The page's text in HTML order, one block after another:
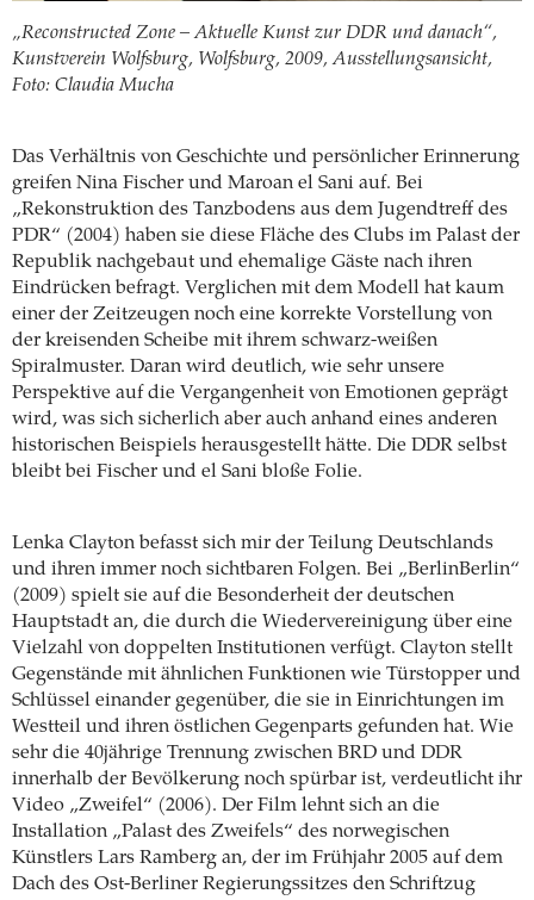
„Reconstructed Zone – Aktuelle Kunst zur DDR und danach“,
Kunstverein Wolfsburg, Wolfsburg, 2009, Ausstellungsansicht,
Foto: Claudia Mucha
Das Verhältnis von Geschichte und persönlicher Erinnerung
greifen Nina Fischer und Maroan el Sani auf. Bei
„Rekonstruktion des Tanzbodens aus dem Jugendtreff des
PDR“ (2004) haben sie diese Fläche des Clubs im Palast der
Republik nachgebaut und ehemalige Gäste nach ihren
Eindrücken befragt. Verglichen mit dem Modell hat kaum
einer der Zeitzeugen noch eine korrekte Vorstellung von
der kreisenden Scheibe mit ihrem schwarz-weißen
Spiralmuster. Daran wird deutlich, wie sehr unsere
Perspektive auf die Vergangenheit von Emotionen geprägt
wird, was sich sicherlich aber auch anhand eines anderen
historischen Beispiels herausgestellt hätte. Die DDR selbst
bleibt bei Fischer und el Sani bloße Folie.
Lenka Clayton befasst sich mir der Teilung Deutschlands
und ihren immer noch sichtbaren Folgen. Bei „BerlinBerlin“
(2009) spielt sie auf die Besonderheit der deutschen
Hauptstadt an, die durch die Wiedervereinigung über eine
Vielzahl von doppelten Institutionen verfügt. Clayton stellt
Gegenstände mit ähnlichen Funktionen wie Türstopper und
Schlüssel einander gegenüber, die sie in Einrichtungen im
Westteil und ihren östlichen Gegenparts gefunden hat. Wie
sehr die 40jährige Trennung zwischen BRD und DDR
innerhalb der Bevölkerung noch spürbar ist, verdeutlicht ihr
Video „Zweifel“ (2006). Der Film lehnt sich an die
Installation „Palast des Zweifels“ des norwegischen
Künstlers Lars Ramberg an, der im Frühjahr 2005 auf dem
Dach des Ost-Berliner Regierungssitzes den Schriftzug